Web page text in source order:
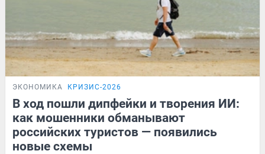
ЭКОНОМИКА КРИЗИС-2026
В ход пошли дипфейки и творения ИИ:
как мошенники обманывают
российских туристов — появились
новые схемы